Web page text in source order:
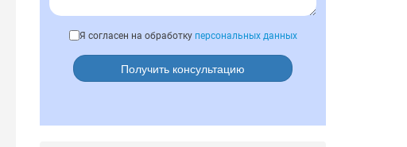
Я согласен на обработку персональных данных
Получить консультацию